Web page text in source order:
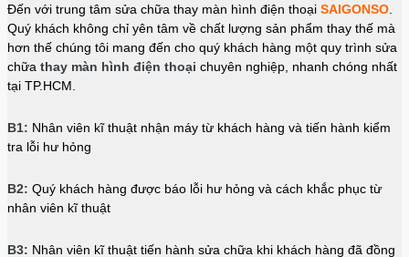
Đến với trung tâm sửa chữa thay màn hình điện thoại SAIGONSO
Quý khách không chỉ yên tâm về chất lượng sản phẩm thay thế mà
hơn thế chúng tôi mang đến cho quý khách hàng một quy trình sửa
chữa thay màn hình điện thoại chuyên nghiệp, nhanh chóng nhất
tại TP.HCM.
B1: Nhân viên kĩ thuật nhận máy từ khách hàng và tiến hành kiểm
tra lỗi hư hỏng
B2: Quý khách hàng được báo lỗi hư hỏng và cách khắc phục từ
nhân viên kĩ thuật
B3: Nhân viên kĩ thuật tiến hành sửa chữa khi khách hàng đã đồng